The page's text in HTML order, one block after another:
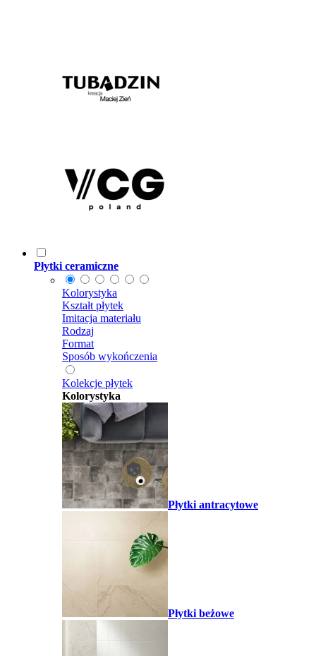
Płytki ceramiczne
Kolorystyka
Kształt płytek
Imitacja materiału
Rodzaj
Format
Sposób wykończenia
Kolekcje płytek
Kolorystyka
Płytki antracytowe
Płytki beżowe